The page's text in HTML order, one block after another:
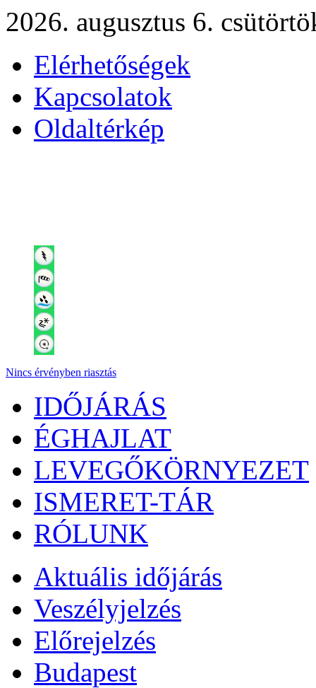
2026. augusztus 6.
Elérhetőségek
Kapcsolatok
Oldaltérkép
Nincs érvényben riasztás
IDŐJÁRÁS
ÉGHAJLAT
LEVEGŐKÖRNYEZET
ISMERET-TÁR
RÓLUNK
Aktuális időjárás
Veszélyjelzés
Előrejelzés
Budapest